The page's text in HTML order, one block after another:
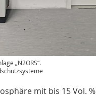
„N2ORS“.
mit bis 15 Vol. %